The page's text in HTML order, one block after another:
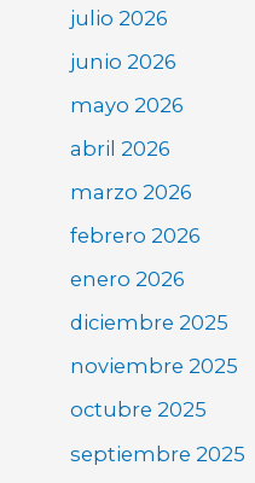
julio 2026
junio 2026
mayo 2026
abril 2026
marzo 2026
febrero 2026
enero 2026
diciembre 2025
noviembre 2025
octubre 2025
septiembre 2025